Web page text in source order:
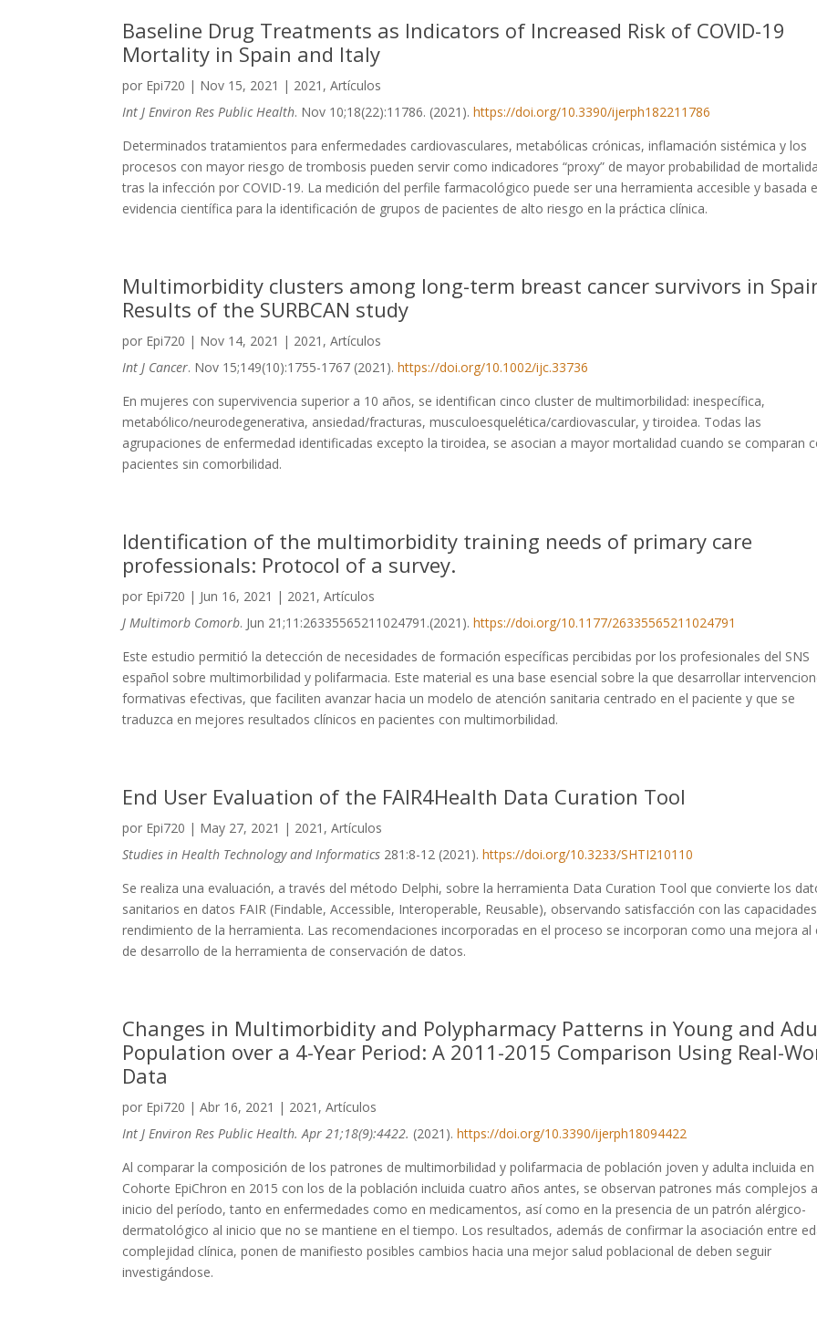
Baseline Drug Treatments as Indicators of Increased Risk of COVID-19
Mortality in Spain and Italy
por Epi720 | Nov 15, 2021 | 2021 ,Artículos
Int J Environ Res Public Health. Nov 10;18(22):11786. (2021).https://doi.org/10.3390/ijerph182211786
Determinados tratamientos para enfermedades cardiovasculares, metabólicas crónicas, inflamación sistémica y los
procesos con mayor riesgo de trombosis pueden servir como indicadores “proxy” de mayor probabilidad de
tras la infección por COVID-19. La medición del perfile farmacológico puede ser una herramienta accesible y basada
evidencia científica para la identificación de grupos de pacientes de alto riesgo en la práctica clínica.
Multimorbidity clusters among long-term breast cancer survivors in
Results of the SURBCAN study
por Epi720 | Nov 14, 2021 | 2021 ,Artículos
Int J Cancer. Nov 15;149(10):1755-1767 (2021).https://doi.org/10.1002/ijc.33736
En mujeres con supervivencia superior a 10 años, se identifican cinco cluster de multimorbilidad: inespecífica,
metabólico/neurodegenerativa, ansiedad/fracturas, musculoesquelética/cardiovascular, y tiroidea. Todas las
agrupaciones de enfermedad identificadas excepto la tiroidea, se asocian a mayor mortalidad cuando se comparan
pacientes sin comorbilidad.
Identification of the multimorbidity training needs of primary care
professionals: Protocol of a survey.
por Epi720 | Jun 16, 2021 | 2021 ,Artículos
J Multimorb Comorb. Jun 21;11:26335565211024791.(2021).https://doi.org/10.1177/26335565211024791
Este estudio permitió la detección de necesidades de formación específicas percibidas por los profesionales del SNS
español sobre multimorbilidad y polifarmacia. Este material es una base esencial sobre la que desarrollar
formativas efectivas, que faciliten avanzar hacia un modelo de atención sanitaria centrado en el paciente y que se
traduzca en mejores resultados clínicos en pacientes con multimorbilidad.
End User Evaluation of the FAIR4Health Data Curation Tool
por Epi720 | May 27, 2021 | 2021 ,Artículos
Studies in Health Technology and Informatics 281:8-12 (2021).https://doi.org/10.3233/SHTI210110
Se realiza una evaluación, a través del método Delphi, sobre la herramienta Data Curation Tool que convierte los
sanitarios en datos FAIR (Findable, Accessible, Interoperable, Reusable), observando satisfacción con las
rendimiento de la herramienta. Las recomendaciones incorporadas en el proceso se incorporan como una mejora al
de desarrollo de la herramienta de conservación de datos.
Changes in Multimorbidity and Polypharmacy Patterns in Young and
Population over a 4-Year Period: A 2011-2015 Comparison Using Real-
Data
por Epi720 |Abr 16, 2021 | 2021 ,Artículos
Int J Environ Res Public Health. Apr 21;18(9):4422. (2021).https://doi.org/10.3390/ijerph18094422
Al comparar la composición de los patrones de multimorbilidad y polifarmacia de población joven y adulta incluida en
Cohorte EpiChron en 2015 con los de la población incluida cuatro años antes, se observan patrones más complejos
inicio del período, tanto en enfermedades como en medicamentos, así como en la presencia de un patrón alérgico-
dermatológico al inicio que no se mantiene en el tiempo. Los resultados, además de confirmar la asociación entre
complejidad clínica, ponen de manifiesto posibles cambios hacia una mejor salud poblacional de deben seguir
investigándose.